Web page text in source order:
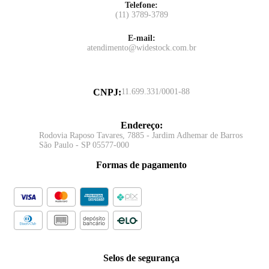
Telefone:
(11) 3789-3789
E-mail:
atendimento@widestock.com.br
CNPJ:11.699.331/0001-88
Endereço:
Rodovia Raposo Tavares, 7885 - Jardim Adhemar de Barros
São Paulo - SP 05577-000
Formas de pagamento
Selos de segurança